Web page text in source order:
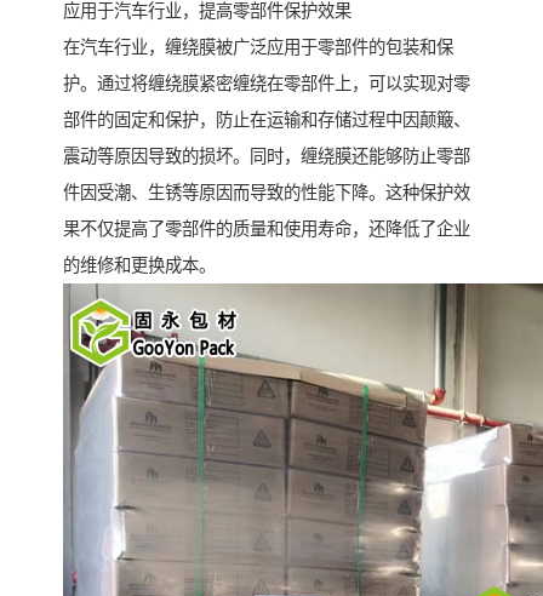
应用于汽车行业，提高零部件保护效果
在汽车行业，缠绕膜被广泛应用于零部件的包装和保
护。通过将缠绕膜紧密缠绕在零部件上，可以实现对零
部件的固定和保护，防止在运输和存储过程中因颠簸、
震动等原因导致的损坏。同时，缠绕膜还能够防止零部
件因受潮、生锈等原因而导致的性能下降。这种保护效
果不仅提高了零部件的质量和使用寿命，还降低了企业
的维修和更换成本。